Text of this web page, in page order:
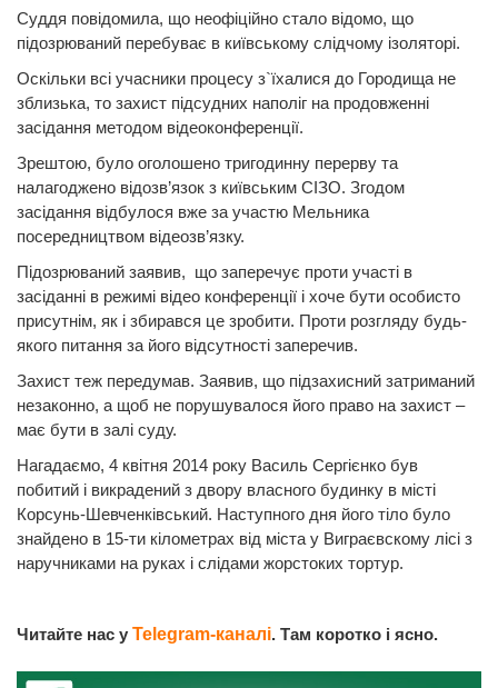
Суддя повідомила, що неофіційно стало відомо, що
підозрюваний перебуває в київському слідчому ізоляторі.
Оскільки всі учасники процесу з`їхалися до Городища не
зблизька, то захист підсудних наполіг на продовженні
засідання методом відеоконференції.
Зрештою, було оголошено тригодинну перерву та
налагоджено відозв’язок з київським СІЗО. Згодом
засідання відбулося вже за участю Мельника
посередництвом відеозв’язку.
Підозрюваний заявив, що заперечує проти участі в
засіданні в режимі відео конференції і хоче бути особисто
присутнім, як і збирався це зробити. Проти розгляду будь-
якого питання за його відсутності заперечив.
Захист теж передумав. Заявив, що підзахисний затриманий
незаконно, а щоб не порушувалося його право на захист –
має бути в залі суду.
Нагадаємо, 4 квітня 2014 року Василь Сергієнко був
побитий і викрадений з двору власного будинку в місті
Корсунь-Шевченківський. Наступного дня його тіло було
знайдено в 15-ти кілометрах від міста у Виграєвскому лісі з
наручниками на руках і слідами жорстоких тортур.
Читайте нас у Telegram-каналі. Там коротко і ясно.